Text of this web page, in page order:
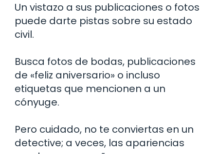
Un vistazo a sus publicaciones o fotos
puede darte pistas sobre su estado
civil.
Busca fotos de bodas, publicaciones
de «feliz aniversario» o incluso
etiquetas que mencionen a un
cónyuge.
Pero cuidado, no te conviertas en un
detective; a veces, las apariencias